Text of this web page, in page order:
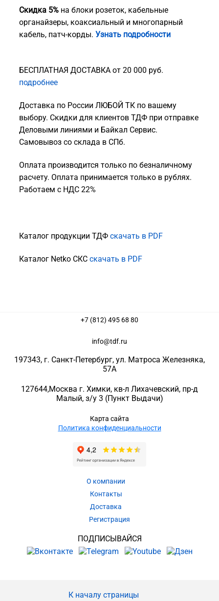
Скидка 5% на блоки розеток, кабельные
органайзеры, коаксиальный и многопарный
кабель, патч-корды. Узнать подробности
БЕСПЛАТНАЯ ДОСТАВКА от 20 000 руб.
подробнее
Доставка по России ЛЮБОЙ ТК по вашему
выбору. Скидки для клиентов ТДФ при отправке
Деловыми линиями и Байкал Сервис.
Самовывоз со склада в СПб.
Оплата производится только по безналичному
расчету. Оплата принимается только в рублях.
Работаем с НДС 22%
Каталог продукции ТДФ скачать в PDF
Каталог Netko СКС скачать в PDF
+7 (812) 495 68 80
info@tdf.ru
197343, г. Санкт-Петербург, ул. Матроса Железняка,
57A
127644,Москва г. Химки, кв-л Лихачевский, пр-д
Малый, з/у 3 (Пункт Выдачи)
Карта сайта
Политика конфиденциальности
О компании
Контакты
Доставка
Регистрация
ПОДПИСЫВАЙСЯ
К началу страницы